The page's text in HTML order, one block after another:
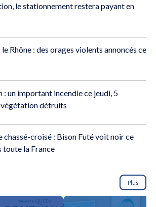
le stationnement restera payant en
Rhône : des orages violents annoncés ce
: un important incendie ce jeudi, 5
détruits
chassé-croisé : Bison Futé voit noir ce
toute la France
Plus